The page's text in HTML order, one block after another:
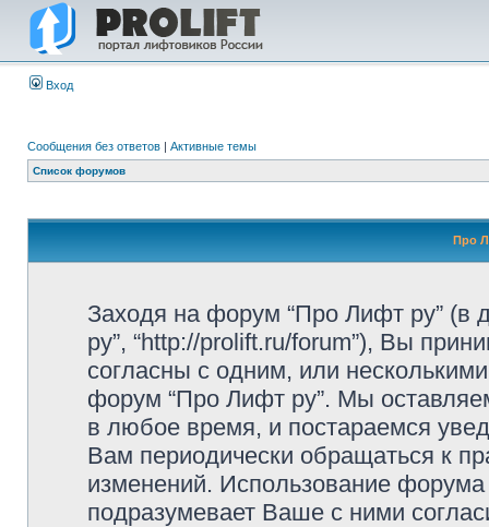
Вход
Сообщения без ответов | Активные темы
Список форумов
Про
Заходя на форум “Про Лифт ру”
ру”, “http://prolift.ru/forum”), Вы
согласны с одним, или
форум “Про Лифт ру”. Мы
в любое время, и постараемся
Вам периодически обращаться к
изменений. Использование
подразумевает Ваше с ними